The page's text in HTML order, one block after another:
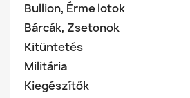
Bullion, Érme lotok
Bárcák, Zsetonok
Kitüntetés
Militária
Kiegészítők